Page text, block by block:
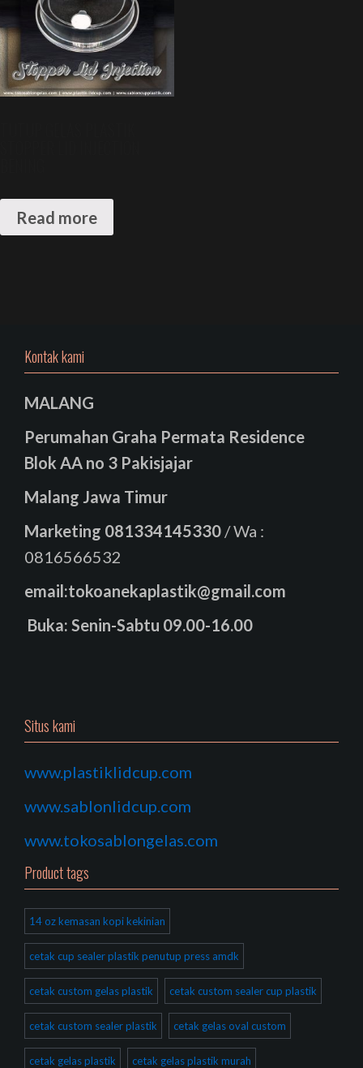
Read more
Kontak kami
MALANG
Perumahan Graha Permata Residence
Blok AA no 3 Pakisjajar
Malang Jawa Timur
Marketing 081334145330 / Wa :
0816566532
email:tokoanekaplastik@gmail.com
Buka: Senin-Sabtu 09.00-16.00
Situs kami
www.plastiklidcup.com
www.sablonlidcup.com
www.tokosablongelas.com
Product tags
14 oz kemasan kopi kekinian
cetak cup sealer plastik penutup press amdk
cetak custom gelas plastik cetak custom sealer cup plastik
cetak custom sealer plastik cetak gelas oval custom
cetak gelas plastik cetak gelas plastik murah